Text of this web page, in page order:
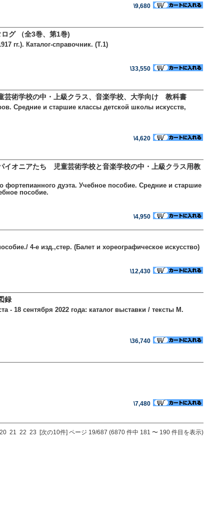
\9,680
グ （全3巻、第1巻)
гг.). Каталог-справочник. (Т.1)
\33,550
術学校の中・上級クラス、音楽学校、大学向け 教科書
Средние и старшие классы детской школы искусств,
\4,620
オニアたち 児童芸術学校と音楽学校の中・上級クラス用教
дуэта. Учебное пособие. Средние и старшие
пособие.
\4,950
4-е изд.,стер. (Балет и хореографическое искусство)
\12,430
録
- 18 сентября 2022 года: каталог выставки / тексты М.
\36,740
\7,480
20 21 22 23 [次の10件] ページ 19/687 (6870 件中 181 〜 190 件目を表示)